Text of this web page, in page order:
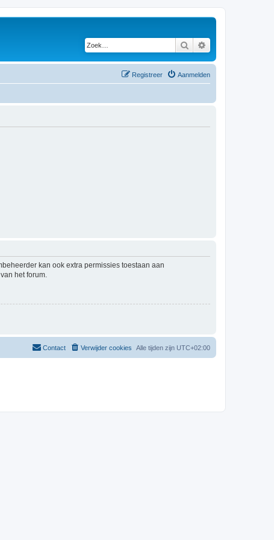
Zoek
Aanmelden
Registreer
kan ook extra permissies toestaan aan
het forum.
Alle tijden zijn UTC+02:00
Verwijder cookies
Contact